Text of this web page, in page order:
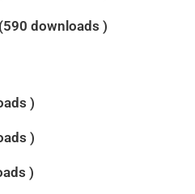
(590 downloads )
)
)
)